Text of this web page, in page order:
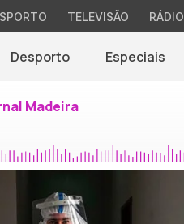
TELEVISÃO RÁDIO
Desporto Especiais
Madeira